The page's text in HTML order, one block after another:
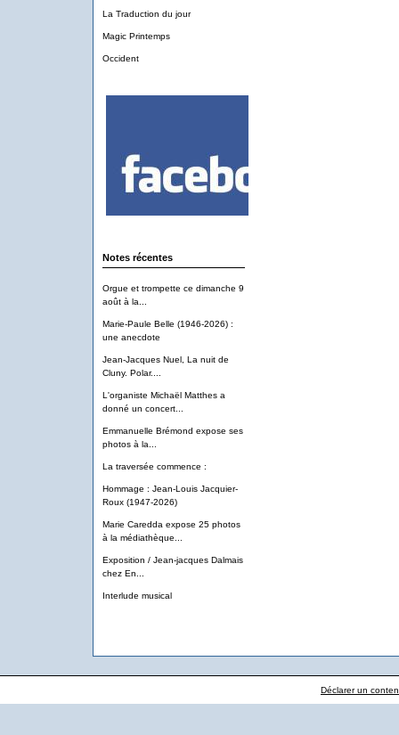
La Traduction du jour
Magic Printemps
Occident
Notes récentes
Orgue et trompette ce dimanche 9
août à la...
Marie-Paule Belle (1946-2026) :
une anecdote
Jean-Jacques Nuel, La nuit de
Cluny. Polar....
L'organiste Michaël Matthes a
donné un concert...
Emmanuelle Brémond expose ses
photos à la...
La traversée commence :
Hommage : Jean-Louis Jacquier-
Roux (1947-2026)
Marie Caredda expose 25 photos
à la médiathèque...
Exposition / Jean-jacques Dalmais
chez En...
Interlude musical
Déclarer un